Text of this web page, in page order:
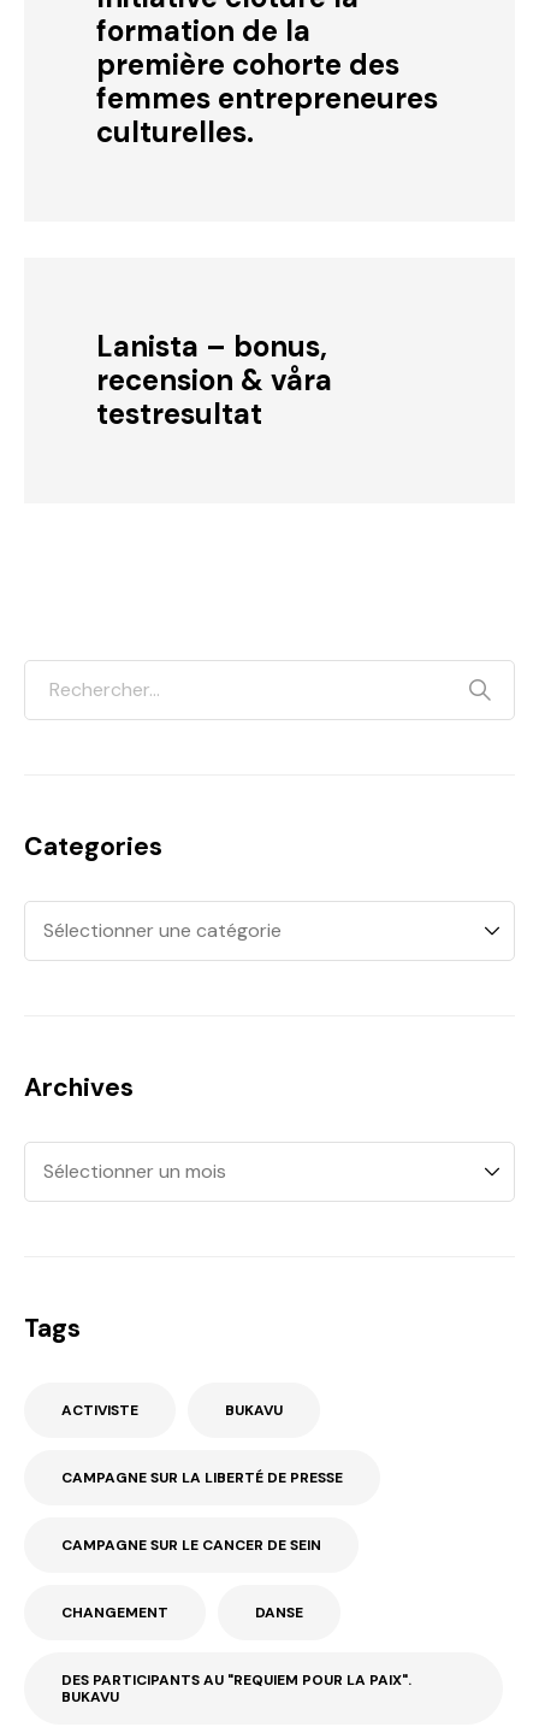
formation de la
première cohorte des
femmes entrepreneures
culturelles.
Lanista – bonus,
recension & våra
testresultat
Categories
Archives
Tags
ACTIVISTE BUKAVU
CAMPAGNE SUR LA LIBERTÉ DE PRESSE
CAMPAGNE SUR LE CANCER DE SEIN
CHANGEMENT DANSE
DES PARTICIPANTS AU "REQUIEM POUR LA PAIX".
BUKAVU